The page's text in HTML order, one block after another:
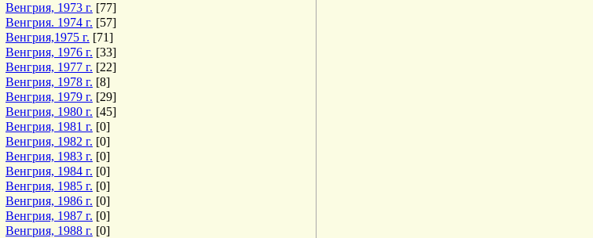
Венгрия, 1973 г. [77]
Венгрия. 1974 г. [57]
Венгрия,1975 г. [71]
Венгрия, 1976 г. [33]
Венгрия, 1977 г. [22]
Венгрия, 1978 г. [8]
Венгрия, 1979 г. [29]
Венгрия, 1980 г. [45]
Венгрия, 1981 г. [0]
Венгрия, 1982 г. [0]
Венгрия, 1983 г. [0]
Венгрия, 1984 г. [0]
Венгрия, 1985 г. [0]
Венгрия, 1986 г. [0]
Венгрия, 1987 г. [0]
Венгрия, 1988 г. [0]